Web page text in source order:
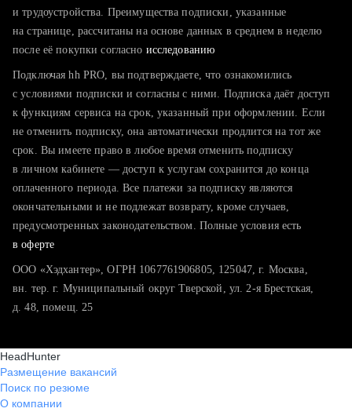
тратите много времени на поиск и вручную поднимаете
хотите сравнить себя с конкурентами и оценить шансы
и трудоустройства. Преимущества подписки, указанные
на странице, рассчитаны на основе данных в среднем в неделю
после её покупки согласно исследованию
Подключая hh PRO, вы подтверждаете, что ознакомились
с условиями подписки и согласны с ними. Подписка даёт доступ
к функциям сервиса на срок, указанный при оформлении. Если
не отменить подписку, она автоматически продлится на тот же
срок. Вы имеете право в любое время отменить подписку
в личном кабинете — доступ к услугам сохранится до конца
оплаченного периода. Все платежи за подписку являются
окончательными и не подлежат возврату, кроме случаев,
предусмотренных законодательством. Полные условия есть
в оферте
ООО «Хэдхантер», ОГРН 1067761906805, 125047, г. Москва,
вн. тер. г. Муниципальный округ Тверской, ул. 2-я Брестская,
д. 48, помещ. 25
HeadHunter
Размещение вакансий
Поиск по резюме
О компании